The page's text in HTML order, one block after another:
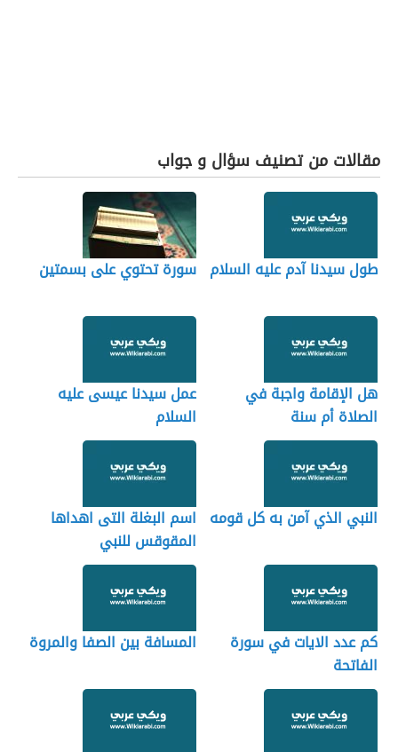
مقالات من تصنيف سؤال و جواب
طول سيدنا آدم عليه السلام سورة تحتوي على بسمتين
هل الإقامة واجبة في
الصلاة أم سنة
عمل سيدنا عيسى عليه
السلام
النبي الذي آمن به كل قومه اسم البغلة التى اهداها
المقوقس للنبي
كم عدد الايات في سورة
الفاتحة
المسافة بين الصفا والمروة